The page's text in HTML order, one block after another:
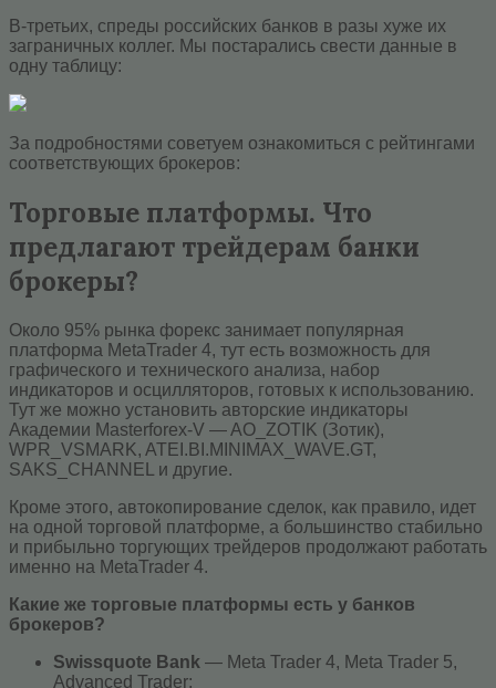
В-третьих, спреды российских банков в разы хуже их
заграничных коллег. Мы постарались свести данные в
одну таблицу:
За подробностями советуем ознакомиться с рейтингами
соответствующих брокеров:
Торговые платформы. Что
предлагают трейдерам банки
брокеры?
Около 95% рынка форекс занимает популярная
платформа MetaTrader 4, тут есть возможность для
графического и технического анализа, набор
индикаторов и осцилляторов, готовых к использованию.
Тут же можно установить авторские индикаторы
Академии Masterforex-V — AO_ZOTIK (Зотик),
WPR_VSMARK, ATEI.BI.MINIMAX_WAVE.GT,
SAKS_CHANNEL и другие.
Кроме этого, автокопирование сделок, как правило, идет
на одной торговой платформе, а большинство стабильно
и прибыльно торгующих трейдеров продолжают работать
именно на MetaTrader 4.
Какие же торговые платформы есть у банков
брокеров?
Swissquote Bank — Meta Trader 4, Meta Trader 5,
Advanced Trader;